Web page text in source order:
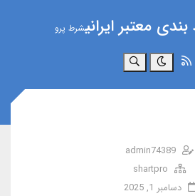
معتبر ایرانیشرط پرو
جستجو
admin74389
shartpro
دسامبر 1, 2025